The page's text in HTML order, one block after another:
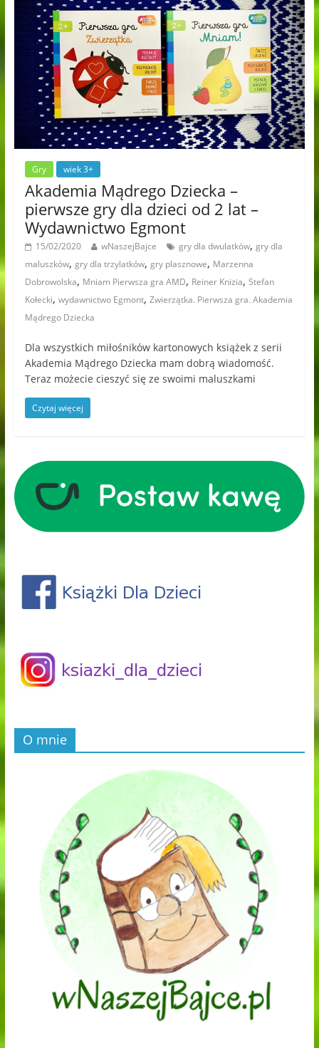
Gry wiek 3+
Akademia Mądrego Dziecka –
pierwsze gry dla dzieci od 2 lat –
Wydawnictwo Egmont
15/02/2020 wNaszejBajce gry dla dwulatków, gry dla
maluszków, gry dla trzylatków, gry plasznowe, Marzenna
Dobrowolska, Mniam Pierwsza gra AMD, Reiner Knizia, Stefan
Kołecki, wydawnictwo Egmont, Zwierzątka. Pierwsza gra. Akademia
Mądrego Dziecka
Dla wszystkich miłośników kartonowych książek z serii
Akademia Mądrego Dziecka mam dobrą wiadomość.
Teraz możecie cieszyć się ze swoimi maluszkami
Czytaj więcej
O mnie